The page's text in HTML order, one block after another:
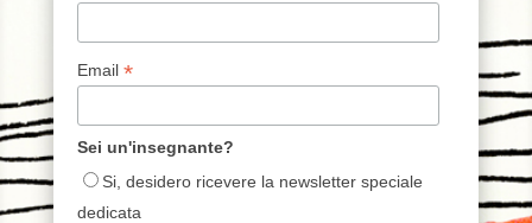
Email *
Sei un'insegnante?
Si, desidero ricevere la newsletter speciale
dedicata